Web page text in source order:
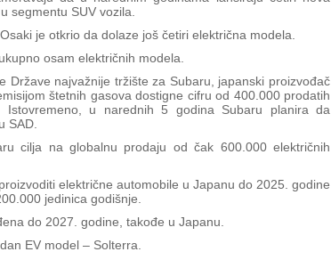
segmentu SUV vozila.
je otkrio da dolaze još četiri električna modela.
osam električnih modela.
Države najvažnije tržište za Subaru, japanski proizvođač
štetnih gasova dostigne cifru od 400.000 prodatih
Istovremeno, u narednih 5 godina Subaru planira da
SAD.
cilja na globalnu prodaju od čak 600.000 električnih
električne automobile u Japanu do 2025. godine
jedinica godišnje.
do 2027. godine, takođe u Japanu.
EV model – Solterra.